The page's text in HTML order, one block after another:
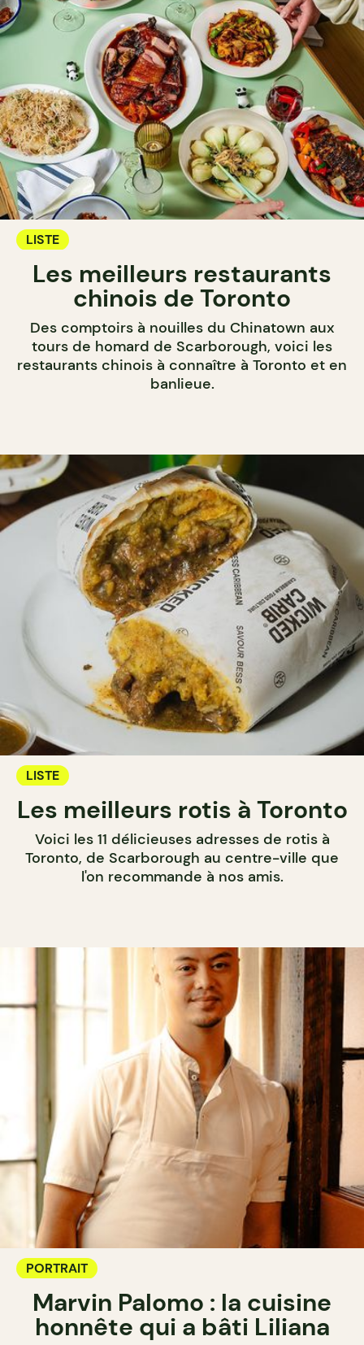
LISTE
Les meilleurs restaurants
chinois de Toronto
Des comptoirs à nouilles du Chinatown aux
tours de homard de Scarborough, voici les
restaurants chinois à connaître à Toronto et en
banlieue.
LISTE
Les meilleurs rotis à Toronto
Voici les 11 délicieuses adresses de rotis à
Toronto, de Scarborough au centre-ville que
l'on recommande à nos amis.
PORTRAIT
Marvin Palomo : la cuisine
honnête qui a bâti Liliana